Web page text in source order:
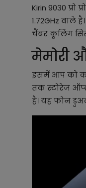
Kirin 9030
1.72GHz वाले
चैंबर कूलिंग
मेमोरी
इसमें आप को
तक स्टोरेज
है। यह फोन